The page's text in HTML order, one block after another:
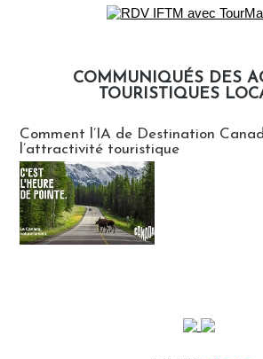
COMMUNIQUÉS DES
TOURISTIQUES
Comment l’IA de Destination
l’attractivité touristique